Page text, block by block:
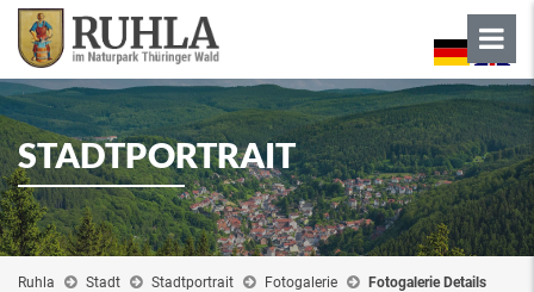
STADTPORTRAIT
Ruhla Stadt Stadtportrait Fotogalerie Fotogalerie Details